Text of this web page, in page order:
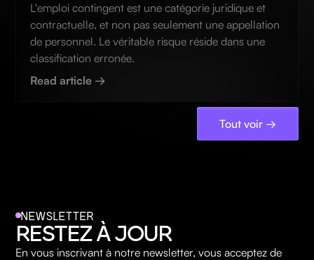
L'emploi contingent est une catégorie juridique et
contractuelle, et non pas seulement une appellation
de personnel. Le véritable risque réside dans une
classification erronée.
Read article →
Tout voir →
NEWSLETTER
RESTEZ À JOUR
En vous inscrivant à notre newsletter, vous acceptez de